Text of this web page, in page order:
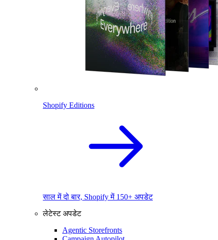
Shopify Editions
साल में दो बार, Shopify में 150+ अपडेट
लेटेस्ट अपडेट
Agentic Storefronts